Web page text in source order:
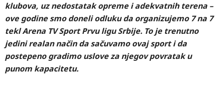
klubova, uz nedostatak opreme i adekvatnih terena –
ove godine smo doneli odluku da organizujemo 7 na 7
tekl Arena TV Sport Prvu ligu Srbije. To je trenutno
jedini realan način da sačuvamo ovaj sport i da
postepeno gradimo uslove za njegov povratak u
punom kapacitetu.